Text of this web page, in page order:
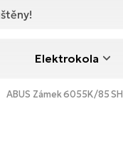
Elektrokola
ABUS Zámek 6055K/85